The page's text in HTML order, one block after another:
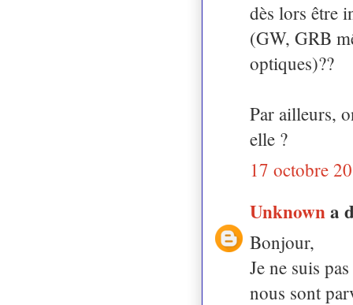
dès lors être
(GW, GRB
optiques)??
Par ailleurs,
elle ?
17 octobre
Unknowna
Bonjour,
Je ne suis
nous sont